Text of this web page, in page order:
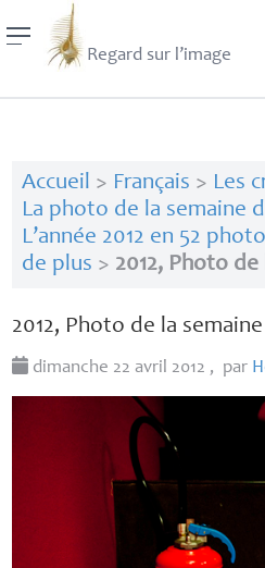
Regard sur l’image
Accueil > Français > Les
La photo de la semaine
L’année 2012 en 52
de plus > 2012, Photo de
2012, Photo de la semaine
dimanche 22 avril 2012 , par